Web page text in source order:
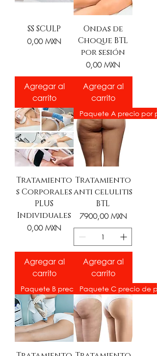
SS SCULP
Precio
0,00 MXN
Agregar al
carrito
Ondas de
Choque BTL
por sesión
Precio
0,00 MXN
Agregar al
carrito
Tratamiento
s Corporales
PLUS
Individuales
Precio
0,00 MXN
Agregar al
carrito
Tratamiento
anti celulitis
BTL
Precio
7900,00 MXN
Agregar al
carrito
Paquete B precio por promoción